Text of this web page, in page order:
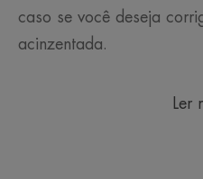
caso se você deseja
acinzentada.
Ler